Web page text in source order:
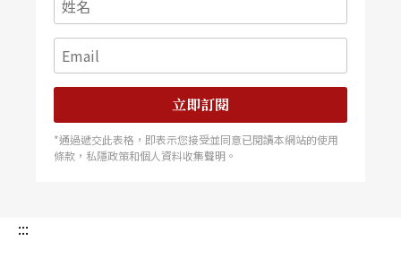
主義通過身體反映出來的「現代性」，在對古典主
義一點反叛之下，瀰散出一股自我壓抑的現代氣
息。所謂「現代性」，在他們的舞蹈不過是通過身
體感性而擴散出來的一種都市中產階級的憂鬱。學
者陳雅萍在她的《主體的叩問》（2011.11.11、台
立即訂閱
*通過遞交此表格，即表示您接受並同意已閱讀本網站的使用
條款，私隱政策和個人資料收集聲明。
:::